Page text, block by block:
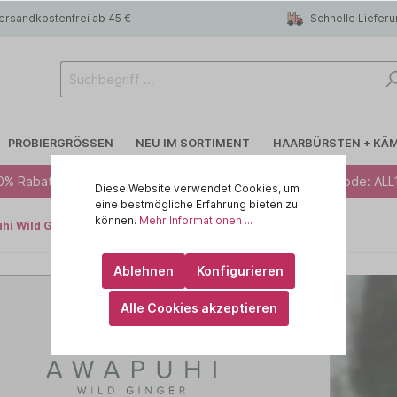
ab 45 € Schnelle
PROBIERGRÖSSEN NEU IM SORTIMENT HAARBÜRSTEN +
CHI
id HAIR
KEMON - Yo Cond
MARULA OIL
Blondiertes Haar
Trockenshampoo
Feines Haar
Rabatt ab 49 € - Code: ALL10 · 12% Rabatt ab 79 € - Code:
Wild Ginger Hydrate
Diese Website verwendet Cookies, um
eine bestmögliche Erfahrung bieten zu
können. Mehr Informationen ...
Ablehnen Konfigurieren
Alle Cookies akzeptieren